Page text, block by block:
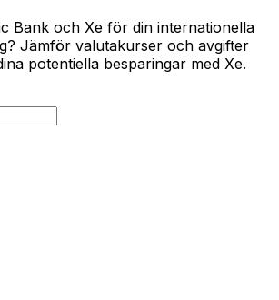
Bank och Xe för din internationella
Jämför valutakurser och avgifter
potentiella besparingar med Xe.